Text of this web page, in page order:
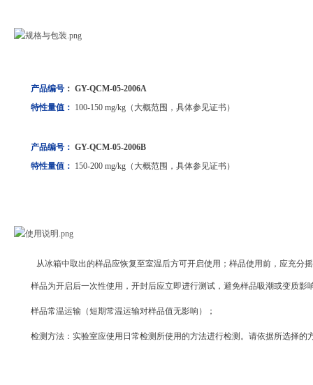
产品编号 ： GY-QCM-05-2006A
特性量值： 100-150 mg/kg（大概范围，具体参见证书）
产品编号： GY-QCM-05-2006B
特性量值： 150-200 mg/kg （大概范围，具体参见证书）
从冰箱中取出的样品应恢复至室温后方可开启使用；样品使用前，应充分
样品为开启后一次性使用，开封后应立即进行测试，避免样品吸潮或变质影
样品常温运输（短期常温运输对样品值无影响）；
检测方法：实验室应使用日常检测所使用的方法进行检测。请依据所选择的